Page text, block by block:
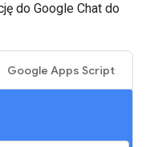
do Google Chat do
Google Apps Script